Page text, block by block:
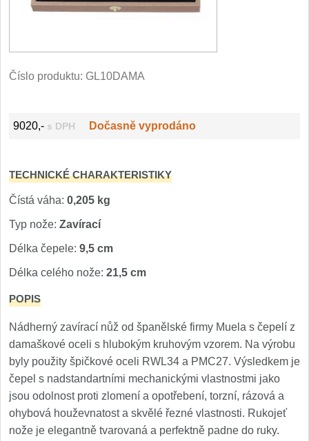
Steakové nože 2
Porcovací nože 2
Sekáčky a speciální nože
15
Japonské nože
Kuchyňské příslušenství
2
Zavírací nože
Kapesní 6
Taktické 3
Číslo produktu: GL10DAMA
9020,- s DPH Dočasně vyprodáno
TECHNICKÉ CHARAKTERISTIKY
Čístá váha: 0,205 kg
Typ nože: Zavírací
Délka čepele: 9,5 cm
Délka celého nože: 21,5 cm
POPIS
Nádherný zavírací nůž od španělské firmy Muela s čepelí z
damaškové oceli s hlubokým kruhovým vzorem. Na výrobu
byly použity špičkové oceli RWL34 a PMC27. Výsledkem je
čepel s nadstandartními mechanickými vlastnostmi jako
jsou odolnost proti zlomení a opotřebení, torzní, rázová a
ohybová houževnatost a skvělé řezné vlastnosti. Rukojeť
nože je elegantně tvarovaná a perfektně padne do ruky.